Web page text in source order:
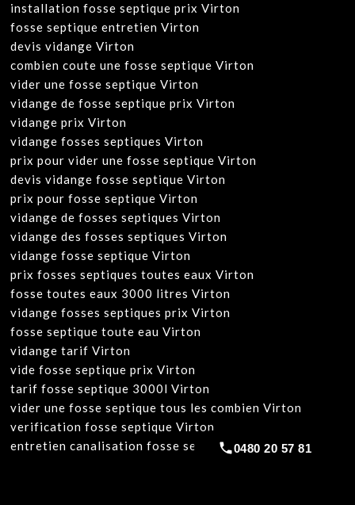
installation fosse septique prix Virton
fosse septique entretien Virton
devis vidange Virton
combien coute une fosse septique Virton
vider une fosse septique Virton
vidange de fosse septique prix Virton
vidange prix Virton
vidange fosses septiques Virton
prix pour vider une fosse septique Virton
devis vidange fosse septique Virton
prix pour fosse septique Virton
vidange de fosses septiques Virton
vidange des fosses septiques Virton
vidange fosse septique Virton
prix fosses septiques toutes eaux Virton
fosse toutes eaux 3000 litres Virton
vidange fosses septiques prix Virton
fosse septique toute eau Virton
vidange tarif Virton
vide fosse septique prix Virton
tarif fosse septique 3000l Virton
vider une fosse septique tous les combien Virton
verification fosse septique Virton
entretien canalisation fosse septique Virton
0480 20 57 81